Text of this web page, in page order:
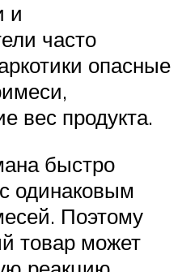
и
часто
опасные
вес продукта.
быстро
одинаковым
Поэтому
товар может